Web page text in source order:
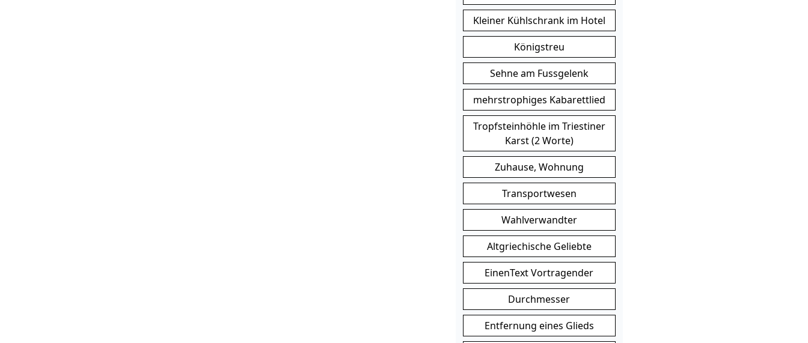
Kleiner Kühlschrank im Hotel
Königstreu
Sehne am Fussgelenk
mehrstrophiges Kabarettlied
Tropfsteinhöhle im Triestiner
Karst (2 Worte)
Zuhause, Wohnung
Transportwesen
Wahlverwandter
Altgriechische Geliebte
EinenText Vortragender
Durchmesser
Entfernung eines Glieds